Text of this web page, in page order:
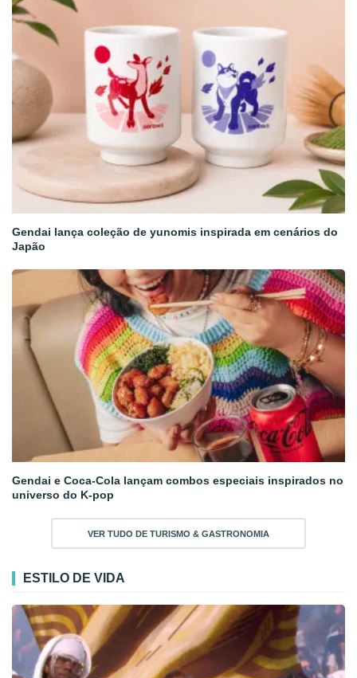
Gendai lança coleção de yunomis inspirada em cenários do
Japão
Gendai e Coca-Cola lançam combos especiais inspirados no
universo do K-pop
VER TUDO DE TURISMO & GASTRONOMIA
ESTILO DE VIDA